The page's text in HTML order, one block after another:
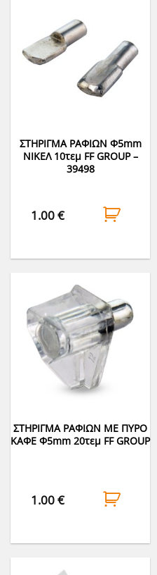
ΣΤΗΡΙΓΜΑ ΡΑΦΙΩΝ Φ5mm
ΝΙΚΕΛ 10τεμ FF GROUP –
39498
1.00€
ΣΤΗΡΙΓΜΑ ΡΑΦΙΩΝ ΜΕ ΠΥΡΟ
ΚΑΦΕ Φ5mm 20τεμ FF GROUP
1.00€